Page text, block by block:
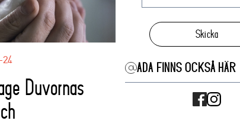
Duvornas
Skicka
ADA FINNS OCKSÅ HÄR